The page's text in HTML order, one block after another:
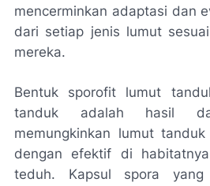
mencerminkan adaptasi dan
dari setiap jenis lumut
mereka.
Bentuk sporofit lumut
tanduk adalah hasil
memungkinkan lumut
dengan efektif di
teduh. Kapsul spora